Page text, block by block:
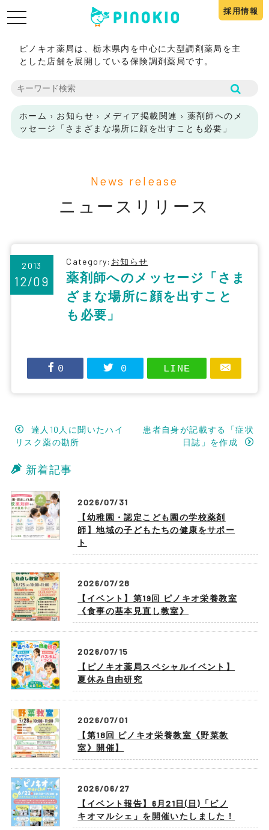
toggle
採用情報
ピノキオ薬局は、栃木県内を中心に大型調剤薬局を主
とした店舗を展開している保険調剤薬局です。
ホーム › お知らせ › メディア掲載関連 › 薬剤師へのメ
ッセージ「さまざまな場所に顔を出すことも必要」
News release
ニュースリリース
2013
12/09
Category: お知らせ
薬剤師へのメッセージ「さま
ざまな場所に顔を出すこと
も必要」
0 0 LINE
患者自身が記載する「症状
日誌」を作成
達人10人に聞いたハイ
リスク薬の勘所
新着記事
2026/07/31
【幼稚園・認定こども園の学校薬剤
師】地域の子どもたちの健康をサポー
ト
2026/07/28
【イベント】第19回 ピノキオ栄養教室
《食事の基本見直し教室》
2026/07/15
【ピノキオ薬局スペシャルイベント】
夏休み自由研究
2026/07/01
【第18回 ピノキオ栄養教室《野菜教
室》開催】
2026/06/27
【イベント報告】6月21日(日)「ピノ
キオマルシェ」を開催いたしました！